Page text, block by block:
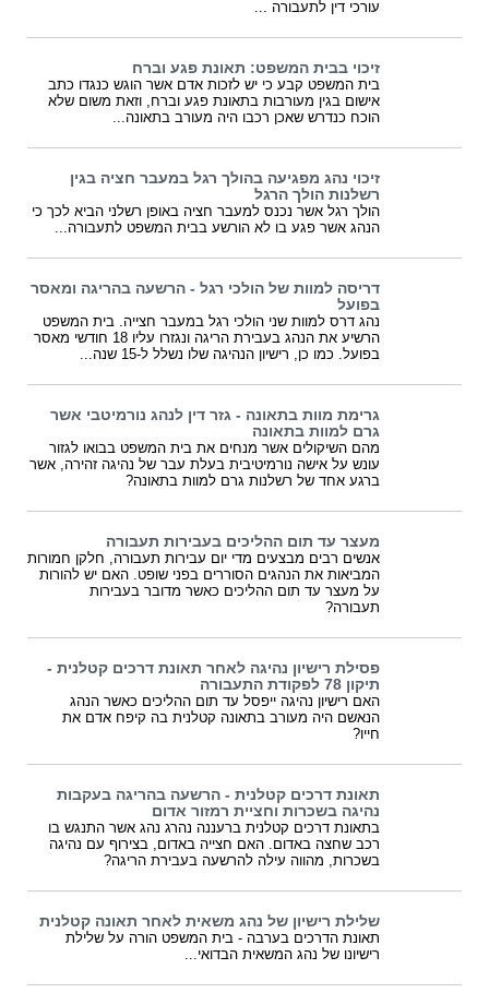
עורכי דין לתעבורה ...
זיכוי בבית המשפט: תאונת פגע וברח
בית המשפט קבע כי יש לזכות אדם אשר הוגש כנגדו כתב
אישום בגין מעורבות בתאונת פגע וברח, וזאת משום שלא
הוכח כנדרש שאכן רכבו היה מעורב בתאונה...
זיכוי נהג מפגיעה בהולך רגל במעבר חציה בגין
רשלנות הולך הרגל
הולך רגל אשר נכנס למעבר חציה באופן רשלני הביא לכך כי
הנהג אשר פגע בו לא הורשע בבית המשפט לתעבורה...
דריסה למוות של הולכי רגל - הרשעה בהריגה ומאסר
בפועל
נהג דרס למוות שני הולכי רגל במעבר חצייה. בית המשפט
הרשיע את הנהג בעבירת הריגה ונגזרו עליו 18 חודשי מאסר
בפועל. כמו כן, רישיון הנהיגה שלו נשלל ל-15 שנה...
גרימת מוות בתאונה - גזר דין לנהג נורמיטבי אשר
גרם למוות בתאונה
מהם השיקולים אשר מנחים את בית המשפט בבואו לגזור
עונש על אישה נורמיטיבית בעלת עבר של נהיגה זהירה, אשר
ברגע אחד של רשלנות גרם למוות בתאונה?
מעצר עד תום ההליכים בעבירות תעבורה
אנשים רבים מבצעים מדי יום עבירות תעבורה, חלקן חמורות
המביאות את הנהגים הסוררים בפני שופט. האם יש להורות
על מעצר עד תום ההליכים כאשר מדובר בעבירות
תעבורה?
פסילת רישיון נהיגה לאחר תאונת דרכים קטלנית -
תיקון 78 לפקודת התעבורה
האם רישיון נהיגה ייפסל עד תום ההליכים כאשר הנהג
הנאשם היה מעורב בתאונה קטלנית בה קיפח אדם את
חייו?
תאונת דרכים קטלנית - הרשעה בהריגה בעקבות
נהיגה בשכרות וחציית רמזור אדום
בתאונת דרכים קטלנית ברעננה נהרג נהג אשר התנגש בו
רכב שחצה באדום. האם חצייה באדום, בצירוף עם נהיגה
בשכרות, מהווה עילה להרשעה בעבירת הריגה?
שלילת רישיון של נהג משאית לאחר תאונה קטלנית
תאונת הדרכים בערבה - בית המשפט הורה על שלילת
רישיונו של נהג המשאית הבדואי...